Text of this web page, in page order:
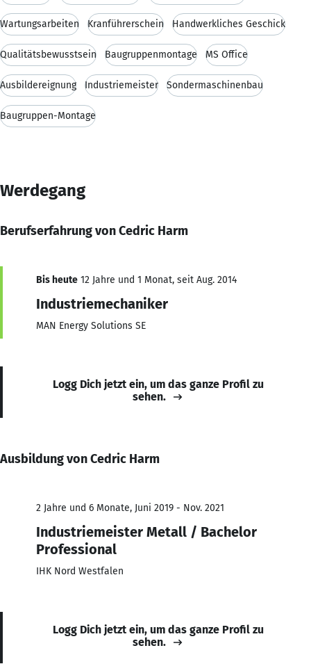
Wartungsarbeiten Kranführerschein Handwerkliches Geschick
Qualitätsbewusstsein Baugruppenmontage MS Office
Ausbildereignung Industriemeister Sondermaschinenbau
Baugruppen-Montage
Werdegang
Berufserfahrung von Cedric Harm
Bis heute 12 Jahre und 1 Monat, seit Aug. 2014
Industriemechaniker
MAN Energy Solutions SE
Logg Dich jetzt ein, um das ganze Profil zu
sehen.
Ausbildung von Cedric Harm
2 Jahre und 6 Monate, Juni 2019 - Nov. 2021
Industriemeister Metall / Bachelor
Professional
IHK Nord Westfalen
Logg Dich jetzt ein, um das ganze Profil zu
sehen.